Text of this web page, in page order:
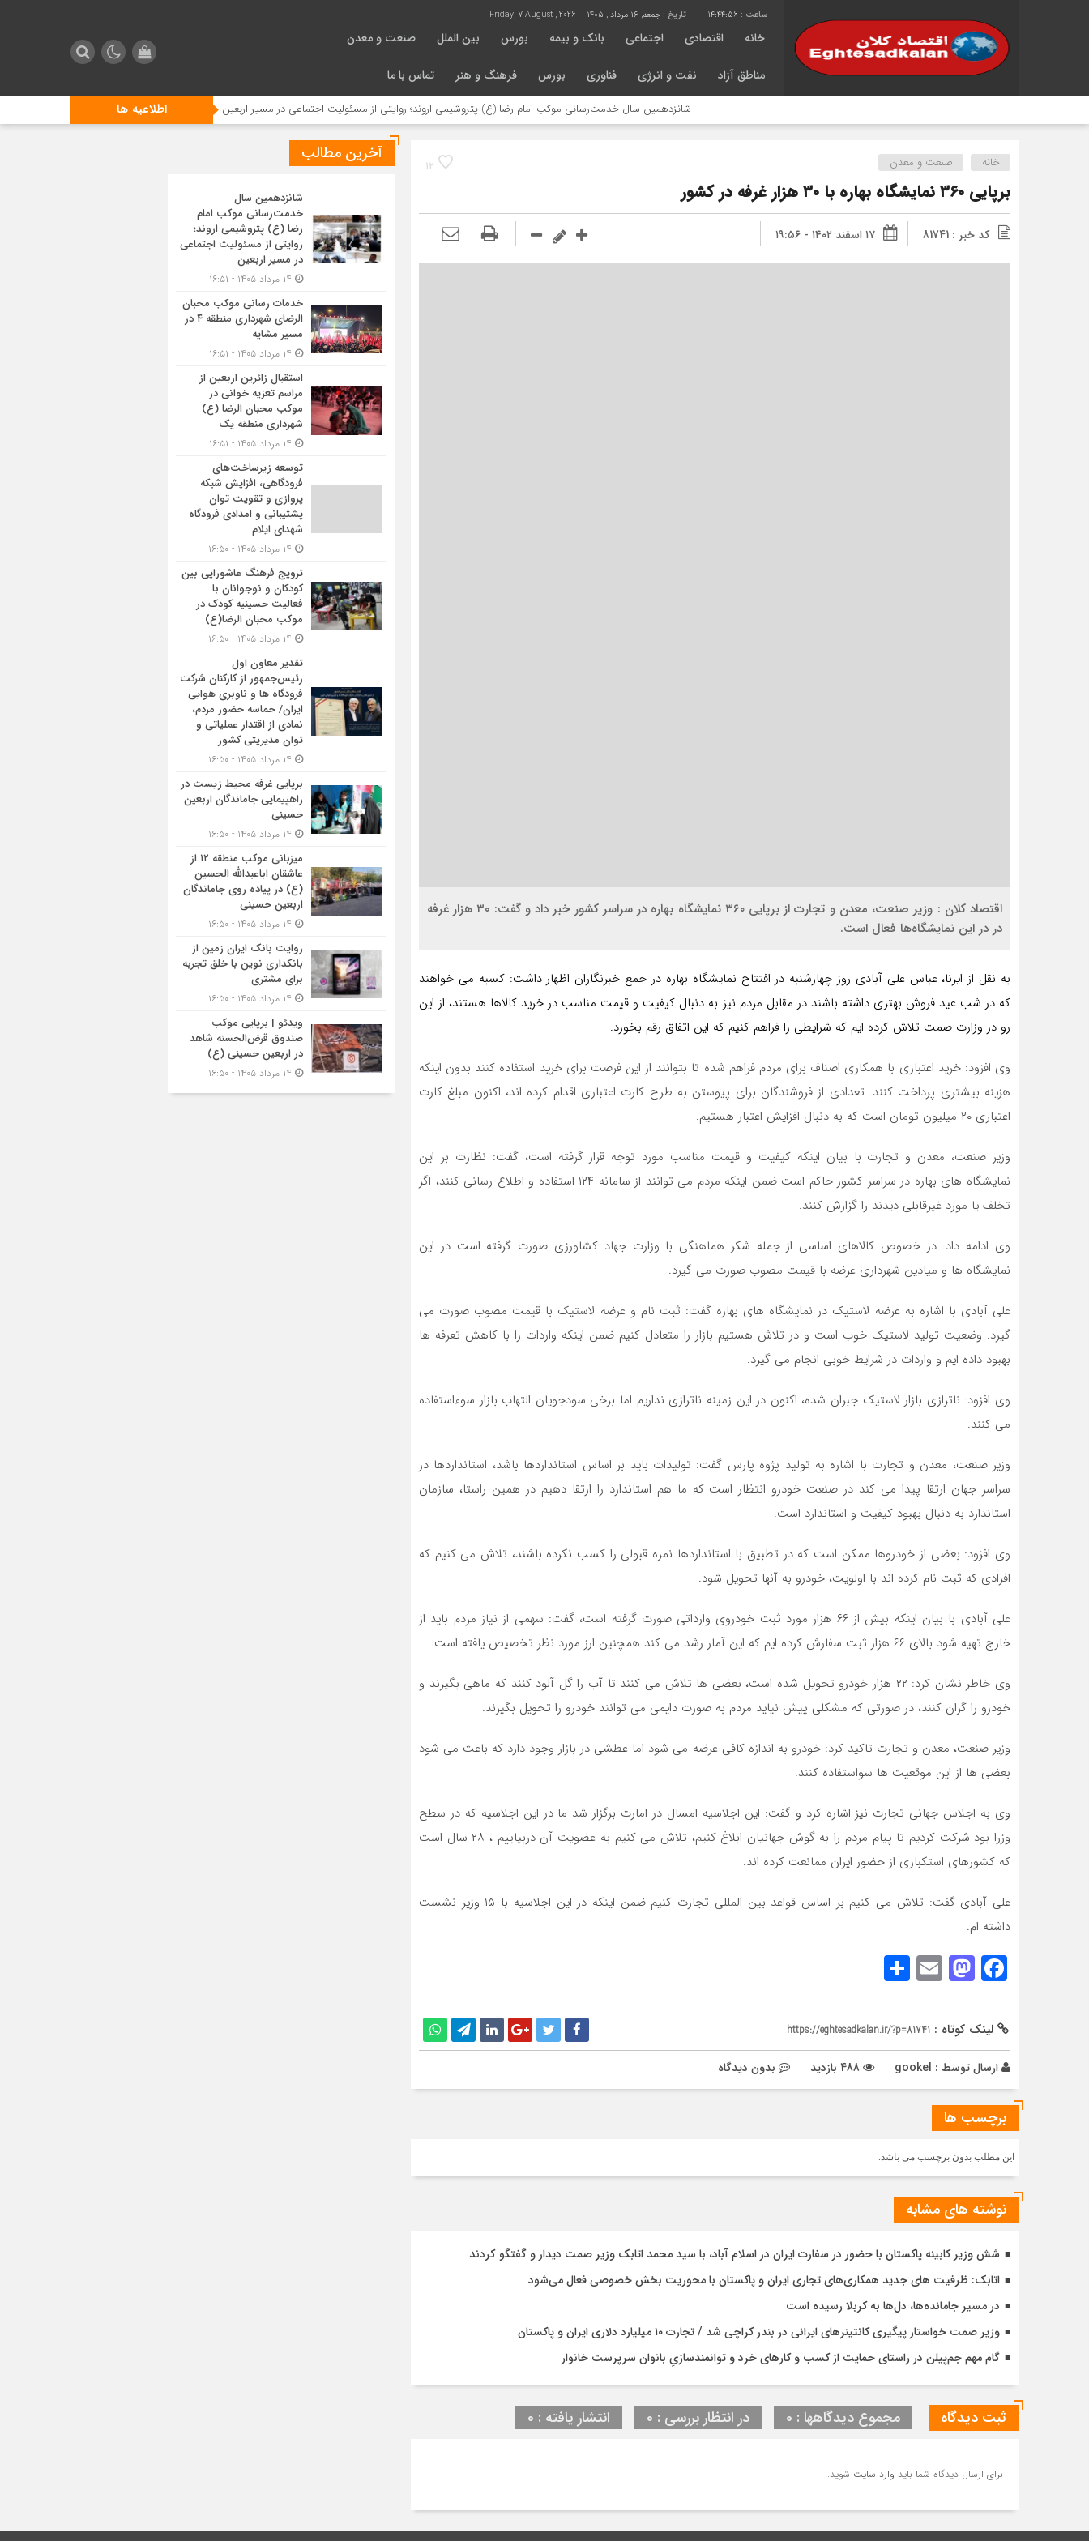
14:44:57 تاریخ : جمعه, ۱۶ مرداد , ۱۴۰۵ Friday, 7 August , 2026
خانه اقتصادی اجتماعی بانک و بیمه بورس بین الملل صنعت و معدن
مناطق آزاد نفت و انرژی فناوری بورس فرهنگ و هنر تماس با ما
اطلاعیه ها شانزدهمین سال خدمت‌رسانی موکب امام رضا (ع) پتروشیمی اروند؛ روایتی از مسئولیت اجتماعی در مسیر اربعین خدمات رسانی موکب محبان الرضای شهرداری منطقه ۴ در مسیر مشایه
12 خانه صنعت و معدن
برپایی ۳۶۰ نمایشگاه بهاره با ۳۰ هزار غرفه در کشور
کد خبر : 81741 ۱۷ اسفند ۱۴۰۲ - ۱۹:۵۶
اقتصاد کلان : وزیر صنعت، معدن و تجارت از برپایی ۳۶۰ نمایشگاه بهاره در سراسر کشور خبر داد و گفت: ۳۰ هزار غرفه
در در این نمایشگاه‌ها فعال است.
به نقل از ایرنا، عباس علی آبادی روز چهارشنبه در افتتاح نمایشگاه بهاره در جمع خبرنگاران اظهار داشت: کسبه می خواهند
که در شب عید فروش بهتری داشته باشند در مقابل مردم نیز به دنبال کیفیت و قیمت مناسب در خرید کالاها هستند، از این
رو در وزارت صمت تلاش کرده ایم که شرایطی را فراهم کنیم که این اتفاق رقم بخورد.
وی افزود: خرید اعتباری با همکاری اصناف برای مردم فراهم شده تا بتوانند از این فرصت برای خرید استفاده کنند بدون اینکه
هزینه بیشتری پرداخت کنند. تعدادی از فروشندگان برای پیوستن به طرح کارت اعتباری اقدام کرده اند، اکنون مبلغ کارت
اعتباری ۲۰ میلیون تومان است که به دنبال افزایش اعتبار هستیم.
وزیر صنعت، معدن و تجارت با بیان اینکه کیفیت و قیمت مناسب مورد توجه قرار گرفته است، گفت: نظارت بر این
نمایشگاه های بهاره در سراسر کشور حاکم است ضمن اینکه مردم می توانند از سامانه ۱۲۴ استفاده و اطلاع رسانی کنند، اگر
تخلف یا مورد غیرقابلی دیدند را گزارش کنند.
وی ادامه داد: در خصوص کالاهای اساسی از جمله شکر هماهنگی با وزارت جهاد کشاورزی صورت گرفته است در این
نمایشگاه ها و میادین شهرداری عرضه با قیمت مصوب صورت می گیرد.
علی آبادی با اشاره به عرضه لاستیک در نمایشگاه های بهاره گفت: ثبت نام و عرضه لاستیک با قیمت مصوب صورت می
گیرد. وضعیت تولید لاستیک خوب است و در تلاش هستیم بازار را متعادل کنیم ضمن اینکه واردات را با کاهش تعرفه ها
بهبود داده ایم و واردات در شرایط خوبی انجام می گیرد.
وی افزود: ناترازی بازار لاستیک جبران شده، اکنون در این زمینه ناترازی نداریم اما برخی سودجویان التهاب بازار سوءاستفاده
می کنند.
وزیر صنعت، معدن و تجارت با اشاره به تولید پژوه پارس گفت: تولیدات باید بر اساس استانداردها باشد، استانداردها در
سراسر جهان ارتقا پیدا می کند در صنعت خودرو انتظار است که ما هم استاندارد را ارتقا دهیم در همین راستا، سازمان
استاندارد به دنبال بهبود کیفیت و استاندارد است.
وی افزود: بعضی از خودروها ممکن است که در تطبیق با استانداردها نمره قبولی را کسب نکرده باشند، تلاش می کنیم که
افرادی که ثبت نام کرده اند با اولویت، خودرو به آنها تحویل شود.
علی آبادی با بیان اینکه بیش از ۶۶ هزار مورد ثبت خودروی وارداتی صورت گرفته است، گفت: سهمی از نیاز مردم باید از
خارج تهیه شود بالای ۶۶ هزار ثبت سفارش کرده ایم که این آمار رشد می کند همچنین ارز مورد نظر تخصیص یافته است.
وی خاطر نشان کرد: ۲۲ هزار خودرو تحویل شده است، بعضی ها تلاش می کنند تا آب را گل آلود کنند که ماهی بگیرند و
خودرو را گران کنند، در صورتی که مشکلی پیش نیاید مردم به صورت دایمی می توانند خودرو را تحویل بگیرند.
وزیر صنعت، معدن و تجارت تاکید کرد: خودرو به اندازه کافی عرضه می شود اما عطشی در بازار وجود دارد که باعث می شود
بعضی ها از این موقعیت ها سواستفاده کنند.
وی به اجلاس جهانی تجارت نیز اشاره کرد و گفت: این اجلاسیه امسال در امارت برگزار شد ما در این اجلاسیه که در سطح
وزرا بود شرکت کردیم تا پیام مردم را به گوش جهانیان ابلاغ کنیم، تلاش می کنیم به عضویت آن دربیاییم ، ۲۸ سال است
که کشورهای استکباری از حضور ایران ممانعت کرده اند.
علی آبادی گفت: تلاش می کنیم بر اساس قواعد بین المللی تجارت کنیم ضمن اینکه در این اجلاسیه با ۱۵ وزیر نشست
داشته ام.
Facebook
Mastodon
Email
لینک کوتاه : https://eghtesadkalan.ir/?p=81741
ارسال توسط : gookel بدون دیدگاه
برچسب ها
این مطلب بدون برچسب می باشد.
نوشته های مشابه
شش وزیر کابینه پاکستان با حضور در سفارت ایران در اسلام آباد، با سيد محمد اتابك وزير صمت ديدار و گفتگو كردند
اتابک: ظرفیت های جدید همکاری‌های تجاری ایران و پاکستان با محوریت بخش خصوصی فعال می‌شود
در مسیر جا‌مانده‌ها، دل‌ها به کربلا رسیده است
وزیر صمت خواستار پیگیری کانتینرهای ایرانی در بندر کراچی شد / تجارت ۱۰ میلیارد دلاری ایران و پاکستان
گام مهم جم‌پیلن در راستای حمایت از کسب و کارهای خرد و توانمندسازیِ بانوان سرپرست خانوار
ثبت دیدگاه مجموع دیدگاهها : 0 در انتظار بررسی : 0 انتشار یافته : 0
برای ارسال دیدگاه شما باید وارد سایت شوید.
آخرین مطالب
شانزدهمین سال
خدمت‌رسانی موکب امام
رضا (ع) پتروشیمی اروند؛
روایتی از مسئولیت اجتماعی
در مسیر اربعین
خدمات رسانی موکب محبان
الرضای شهرداری منطقه ۴ در
مسیر مشایه
استقبال زائرین اربعین از
مراسم تعزیه خوانی در
موکب محبان الرضا (ع)
شهرداری منطقه یک
توسعه زیرساخت‌های
فرودگاهی، افزایش شبکه
پروازی و تقویت توان
پشتیبانی و امدادی فرودگاه
شهدای ایلام
ترویج فرهنگ عاشورایی بین
کودکان و نوجوانان با
فعالیت حسینیه کودک در
موکب محبان الرضا(ع)
تقدیر معاون اول
رئیس‌جمهور از کارکنان شرکت
فرودگاه ها و ناوبری هوایی
ایران/ حماسه حضور مردم،
نمادی از اقتدار عملیاتی و
توان مدیریتی کشور
برپایی غرفه محیط زیست در
راهپیمایی جاماندگان اربعین
حسینی
میزبانی موکب منطقه ۱۲ از
عاشقان اباعبدالله الحسین
(ع) در پیاده روی جاماندگان
اربعین حسینی
روایت بانک ایران زمین از
بانکداری نوین با خلق تجربه
برای مشتری
ویدئو | برپایی موکب
صندوق قرض‌الحسنه شاهد
در اربعین حسینی (ع)